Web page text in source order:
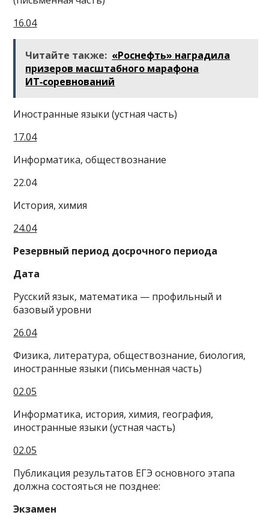
16.04
Читайте также: «Роснефть» наградила
призеров масштабного марафона
ИТ‑соревнований
Иностранные языки (устная часть)
17.04
Информатика, обществознание
22.04
История, химия
24.04
Резервный период досрочного периода
Дата
Русский язык, математика — профильный и
базовый уровни
26.04
Физика, литература, обществознание, биология,
иностранные языки (письменная часть)
02.05
Информатика, история, химия, география,
иностранные языки (устная часть)
02.05
Публикация результатов ЕГЭ основного этапа
должна состояться не позднее:
Экзамен